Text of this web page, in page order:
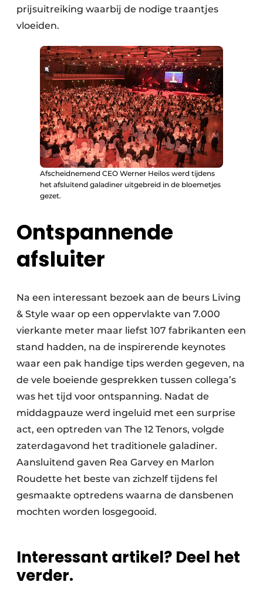
prijsuitreiking waarbij de nodige traantjes
vloeiden.
Afscheidnemend CEO Werner Heilos werd tijdens
het afsluitend galadiner uitgebreid in de bloemetjes
gezet.
Ontspannende
afsluiter
Na een interessant bezoek aan de beurs Living
& Style waar op een oppervlakte van 7.000
vierkante meter maar liefst 107 fabrikanten een
stand hadden, na de inspirerende keynotes
waar een pak handige tips werden gegeven, na
de vele boeiende gesprekken tussen collega’s
was het tijd voor ontspanning. Nadat de
middagpauze werd ingeluid met een surprise
act, een optreden van The 12 Tenors, volgde
zaterdagavond het traditionele galadiner.
Aansluitend gaven Rea Garvey en Marlon
Roudette het beste van zichzelf tijdens fel
gesmaakte optredens waarna de dansbenen
mochten worden losgegooid.
Interessant artikel? Deel het
verder.